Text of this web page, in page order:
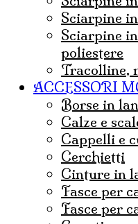
sciarpine
sciarpine in viscosa, rayon e
poliestere
tracolline,
ACCESSORI
borse in
Calze e
cappelli e
Cerchietti
cinture in
fasce per
Fasce per